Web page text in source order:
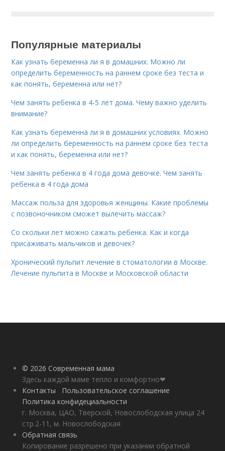
Популярные материалы
Как узнать беременна ли я в домашних. Можно ли
определить беременность на раннем сроке без теста и
как понять, беременна или нет?
Чем занять ребенка в 4-5 лет дома. Чему важно уделить
внимание?
Как узнать беременна ли я в домашних условиях. Можно
ли определить беременность на раннем сроке без теста
и как понять, беременна или нет?
Чем занять ребенка в 4 года дома девочке. Чем занять
ребенка в 4 года дома
Массаж польза для здоровья женщины. Какие проблемы
с позвоночником сможет вылечить массаж?
Со скольки лет можно сажать ребенка. Как и когда
присаживать мальчиков и девочек?
Хронический пульпит лечение в стоматологии в Москве.
Лечение пульпита в Москве и Московской области
© 2026 Современная мама
Здесь каждой маме тепло и комфортно❤
Контакты
Пользовательское соглашение
Политика конфидециальности
г. Москва, ЦАО, Тверской, Новослободская улица 24
стр.2-11, м. Новослободская
Обратная связь
Копирование разрешено при указании обратной